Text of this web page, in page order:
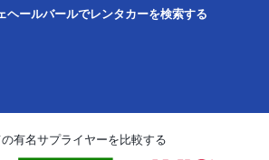
ヘールバールでレンタカーを検索する
有名サプライヤーを比較する